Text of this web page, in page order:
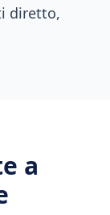
diretto,
a